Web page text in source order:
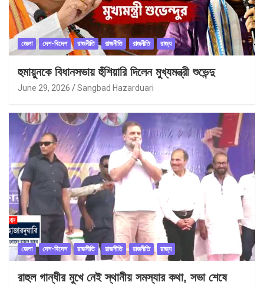
জেলা দেশ-বিদেশ রাজনীতি রাজনীতি রাজনীতি রাজ্য
হুমায়ুনকে বিধানসভায় হুঁশিয়ারি দিলেন মুখ্যমন্ত্রী শুভেন্দু
June 29, 2026 Sangbad Hazarduari
জেলা দেশ-বিদেশ রাজনীতি রাজনীতি রাজনীতি রাজ্য
রাহুল গান্ধীর মুখে নেই স্থানীয় সমস্যার কথা, সভা শেষে